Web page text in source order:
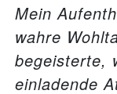
Mein
wahre
begeisterte,
einladende